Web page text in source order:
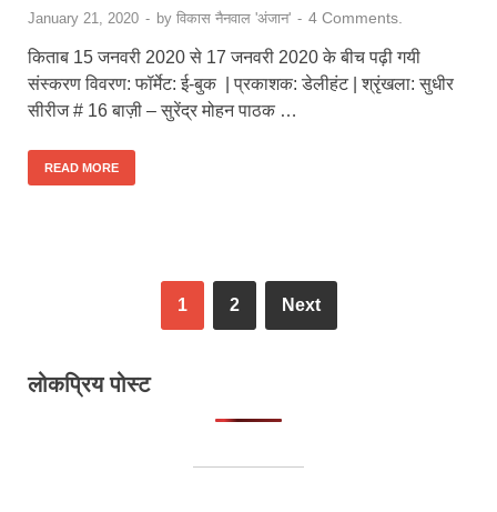
January 21, 2020 - by विकास नैनवाल 'अंजान' - 4 Comments.
किताब 15 जनवरी 2020 से 17 जनवरी 2020 के बीच पढ़ी गयी
संस्करण विवरण: फॉर्मेट: ई-बुक | प्रकाशक: डेलीहंट | श्रृंखला: सुधीर
सीरीज # 16 बाज़ी – सुरेंद्र मोहन पाठक …
READ MORE
1 2 Next
लोकप्रिय पोस्ट